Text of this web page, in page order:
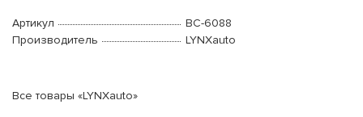
Артикул
BC-6088
Производитель
LYNXauto
Все товары «LYNXauto»